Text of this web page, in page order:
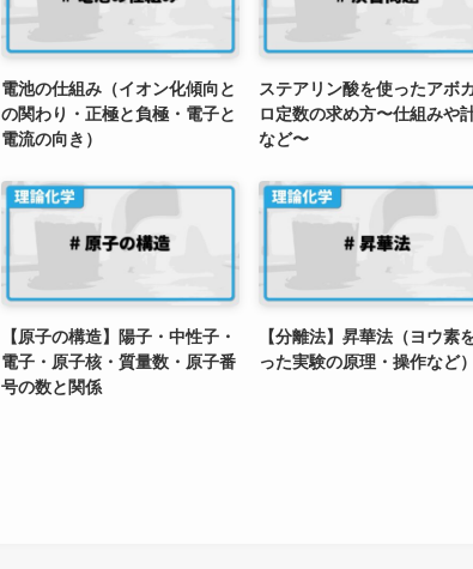
電池の仕組み（イオン化傾向と
の関わり・正極と負極・電子と
電流の向き）
ステアリン酸を使ったアボ
ロ定数の求め方〜仕組みや
など〜
【原子の構造】陽子・中性子・
電子・原子核・質量数・原子番
号の数と関係
【分離法】昇華法（ヨウ素
った実験の原理・操作など